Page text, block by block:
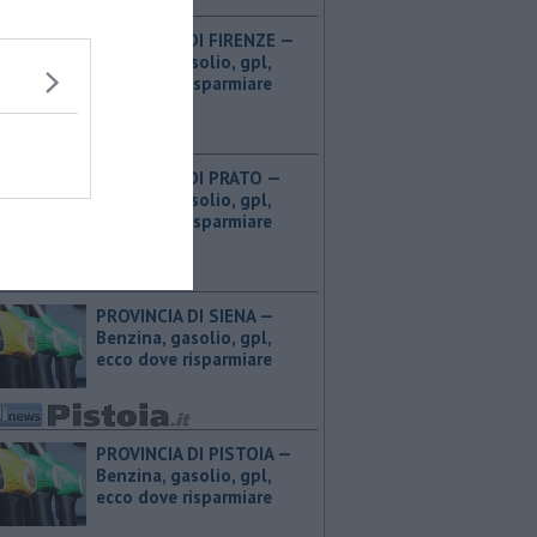
PROVINCIA DI FIRENZE — ​
Benzina, gasolio, gpl,
ecco dove risparmiare
PROVINCIA DI PRATO — ​
Benzina, gasolio, gpl,
ecco dove risparmiare
PROVINCIA DI SIENA — ​
Benzina, gasolio, gpl,
ecco dove risparmiare
PROVINCIA DI PISTOIA — ​
Benzina, gasolio, gpl,
ecco dove risparmiare